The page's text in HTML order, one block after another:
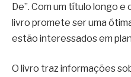
De”. Com um título longo
livro promete ser uma
estão interessados em
O livro traz informações